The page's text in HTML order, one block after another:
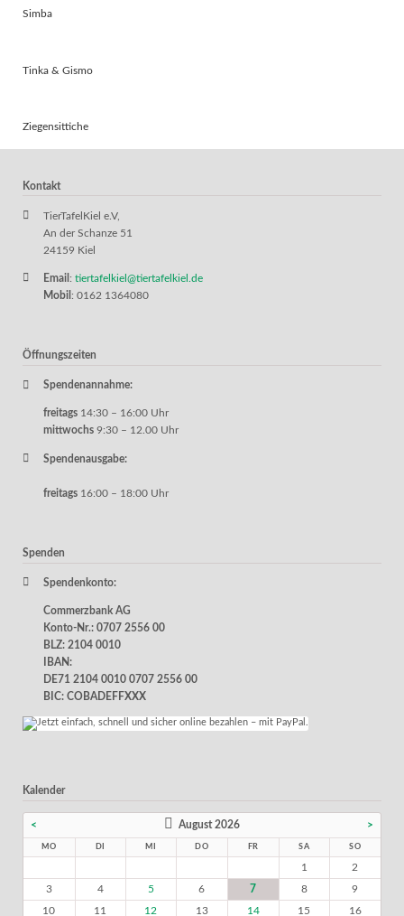
Simba
Tinka & Gismo
Ziegensittiche
Kontakt
TierTafelKiel e.V,
An der Schanze 51
24159 Kiel
Email : tiertafelkiel@tiertafelkiel.de
Mobil : 0162 1364080
Öffnungszeiten
Spendenannahme:
freitags 14:30 – 16:00 Uhr
mittwochs 9:30 – 12.00 Uhr
Spendenausgabe:
freitags 16:00 – 18:00 Uhr
Spenden
Spendenkonto:
Commerzbank AG
Konto-Nr.: 0707 2556 00
BLZ: 2104 0010
IBAN:
DE71 2104 0010 0707 2556 00
BIC: COBADEFFXXX
Kalender
< August 2026 >
MO DI MI DO FR SA SO
1
2
3
4 5 6 7 8
9
10
11 12 13 14 15 16